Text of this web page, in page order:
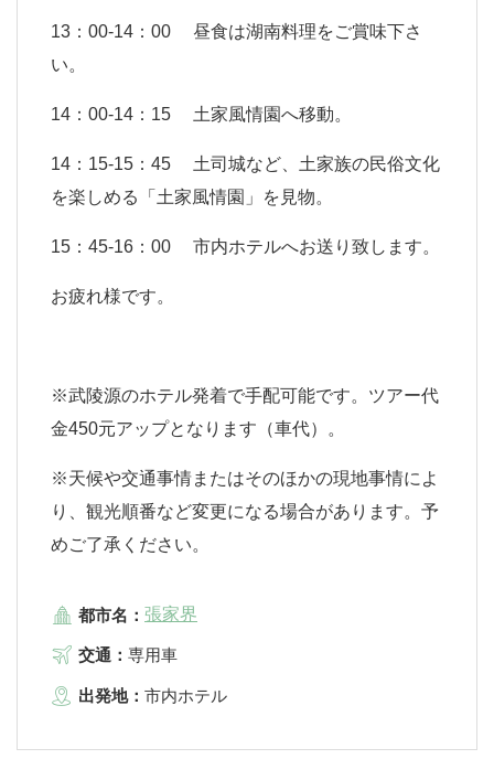
13：00-14：00 昼食は湖南料理をご賞味下さ
い。
14：00-14：15 土家風情園へ移動。
14：15-15：45 土司城など、土家族の民俗文化
を楽しめる「土家風情園」を見物。
15：45-16：00 市内ホテルへお送り致します。
お疲れ様です。
※武陵源のホテル発着で手配可能です。ツアー代
金450元アップとなります（車代）。
※天候や交通事情またはそのほかの現地事情によ
り、観光順番など変更になる場合があります。予
めご了承ください。
都市名： 張家界
交通： 専用車
出発地： 市内ホテル